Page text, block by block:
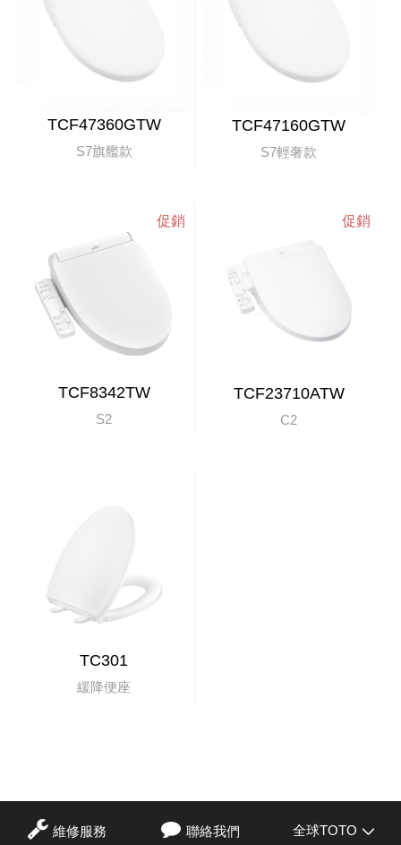
TCF47360GTW
S7旗艦款
TCF47160GTW
S7輕奢款
TCF8342TW
S2
TCF23710ATW
C2
TC301
緩降便座
維修服務 聯絡我們 全球TOTO